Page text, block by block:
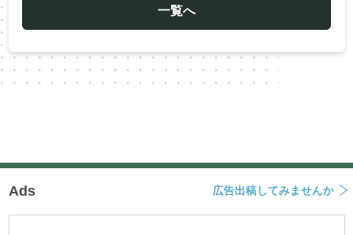
ー
シ
ョ
一覧へ
Ads 広告出稿してみませんか